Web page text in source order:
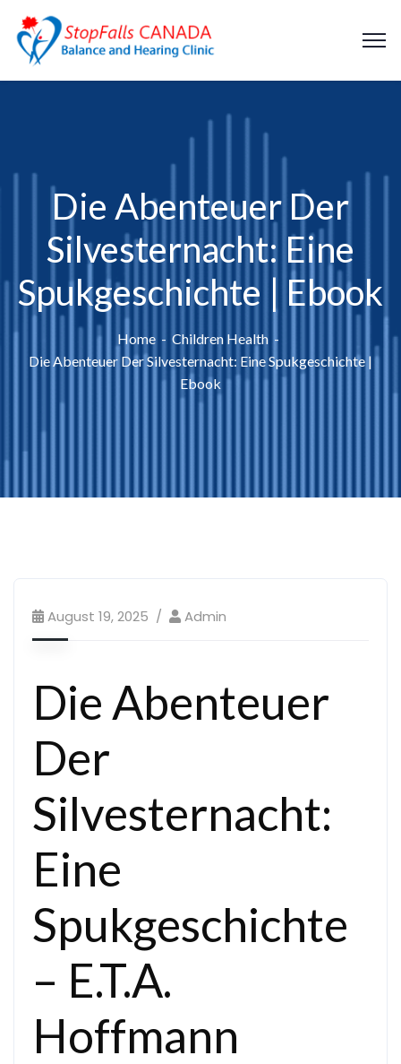
Die Abenteuer Der
Silvesternacht: Eine
Spukgeschichte | Ebook
Home
Children Health
Die Abenteuer Der Silvesternacht: Eine Spukgeschichte |
Ebook
August 19, 2025 Admin
Die Abenteuer
Der
Silvesternacht:
Eine
Spukgeschichte
– E.T.A.
Hoffmann